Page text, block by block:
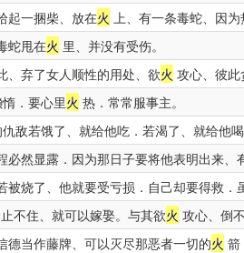
起一捆柴、放在火 上、有一条毒蛇、因为
蛇甩在火 里、并没有受伤。
、弃了女人顺性的用处、欲火 攻心、彼
．要心里火 热．常常服事主。
敌若饿了、就给他吃．若渴了、就给他
必然显露．因为那日子要将他表明出来、
被烧了、他就要受亏损．自己却要得救．
不住、就可以嫁娶。与其欲火 攻心、倒
德当作藤牌、可以灭尽那恶者一切的火 箭